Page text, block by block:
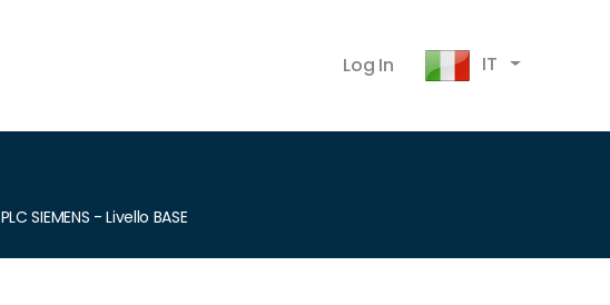
Log In IT
PLC SIEMENS - Livello BASE